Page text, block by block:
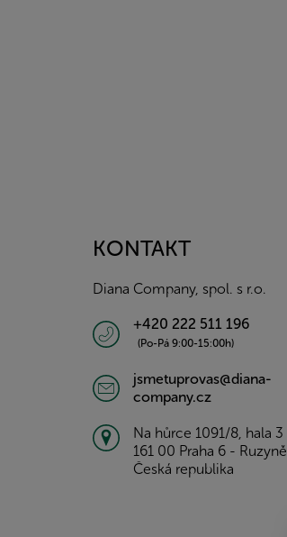
KONTAKT
Diana Company, spol. s r.o.
+420 222 511 196
(Po-Pá 9:00-15:00h)
jsmetuprovas@diana-
company.cz
Na hůrce 1091/8, hala 3
161 00 Praha 6 - Ruzyně
Česká republika